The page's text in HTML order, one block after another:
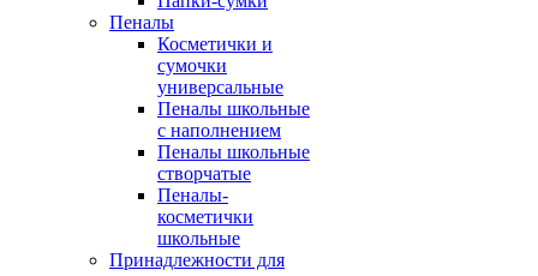
Пеналы
Косметички и
сумочки
универсальные
Пеналы школьные
с наполнением
Пеналы школьные
створчатые
Пеналы-
косметички
школьные
Принадлежности для